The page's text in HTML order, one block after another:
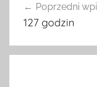
wpisu
Poprzedni
127 godzin